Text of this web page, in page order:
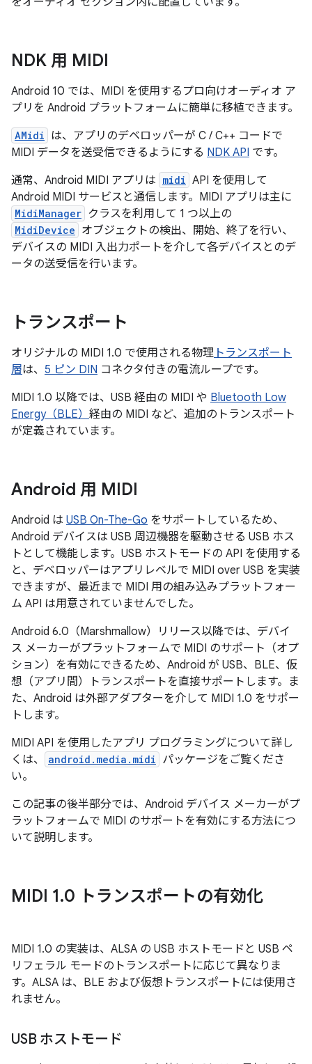
NDK 用 MIDI
Android 10 では、MIDI を使用するプロ向けオーディオ ア
プリを Android プラットフォームに簡単に移植できます。
AMidi は、アプリのデベロッパーが C / C++ コードで
MIDI データを送受信できるようにする NDK API です。
通常、Android MIDI アプリは midi API を使用して
Android MIDI サービスと通信します。MIDI アプリは主に
MidiManager クラスを利用して 1 つ以上の
MidiDevice オブジェクトの検出、開始、終了を行い、
デバイスの MIDI 入出力ポートを介して各デバイスとのデ
ータの送受信を行います。
トランスポート
オリジナルの MIDI 1.0 で使用される物理 トランスポート
層は、 5 ピン DIN コネクタ付きの電流ループです。
MIDI 1.0 以降では、USB 経由の MIDI や Bluetooth Low
Energy（BLE） 経由の MIDI など、追加のトランスポート
が定義されています。
Android 用 MIDI
Android は USB On-The-Go をサポートしているため、
Android デバイスは USB 周辺機器を駆動させる USB ホス
トとして機能します。USB ホストモードの API を使用する
と、デベロッパーはアプリレベルで MIDI over USB を実装
できますが、最近まで MIDI 用の組み込みプラットフォー
ム API は用意されていませんでした。
Android 6.0（Marshmallow）リリース以降では、デバイ
ス メーカーがプラットフォームで MIDI のサポート（オプ
ション）を有効にできるため、Android が USB、BLE、仮
想（アプリ間）トランスポートを直接サポートします。ま
た、Android は外部アダプターを介して MIDI 1.0 をサポー
トします。
MIDI API を使用したアプリ プログラミングについて詳し
くは、
android.media.midi パッケージをご覧くださ
い。
この記事の後半部分では、Android デバイス メーカーがプ
ラットフォームで MIDI のサポートを有効にする方法につ
いて説明します。
MIDI 1.0 トランスポートの有効化
MIDI 1.0 の実装は、ALSA の USB ホストモードと USB ペ
リフェラル モードのトランスポートに応じて異なりま
す。ALSA は、BLE および仮想トランスポートには使用さ
れません。
USB ホストモード